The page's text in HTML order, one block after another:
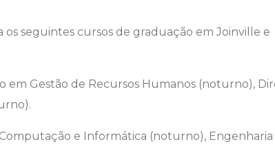
seguintes cursos de graduação em Joinville e
em Gestão de Recursos Humanos (noturno),
e Informática (noturno), Engenharia